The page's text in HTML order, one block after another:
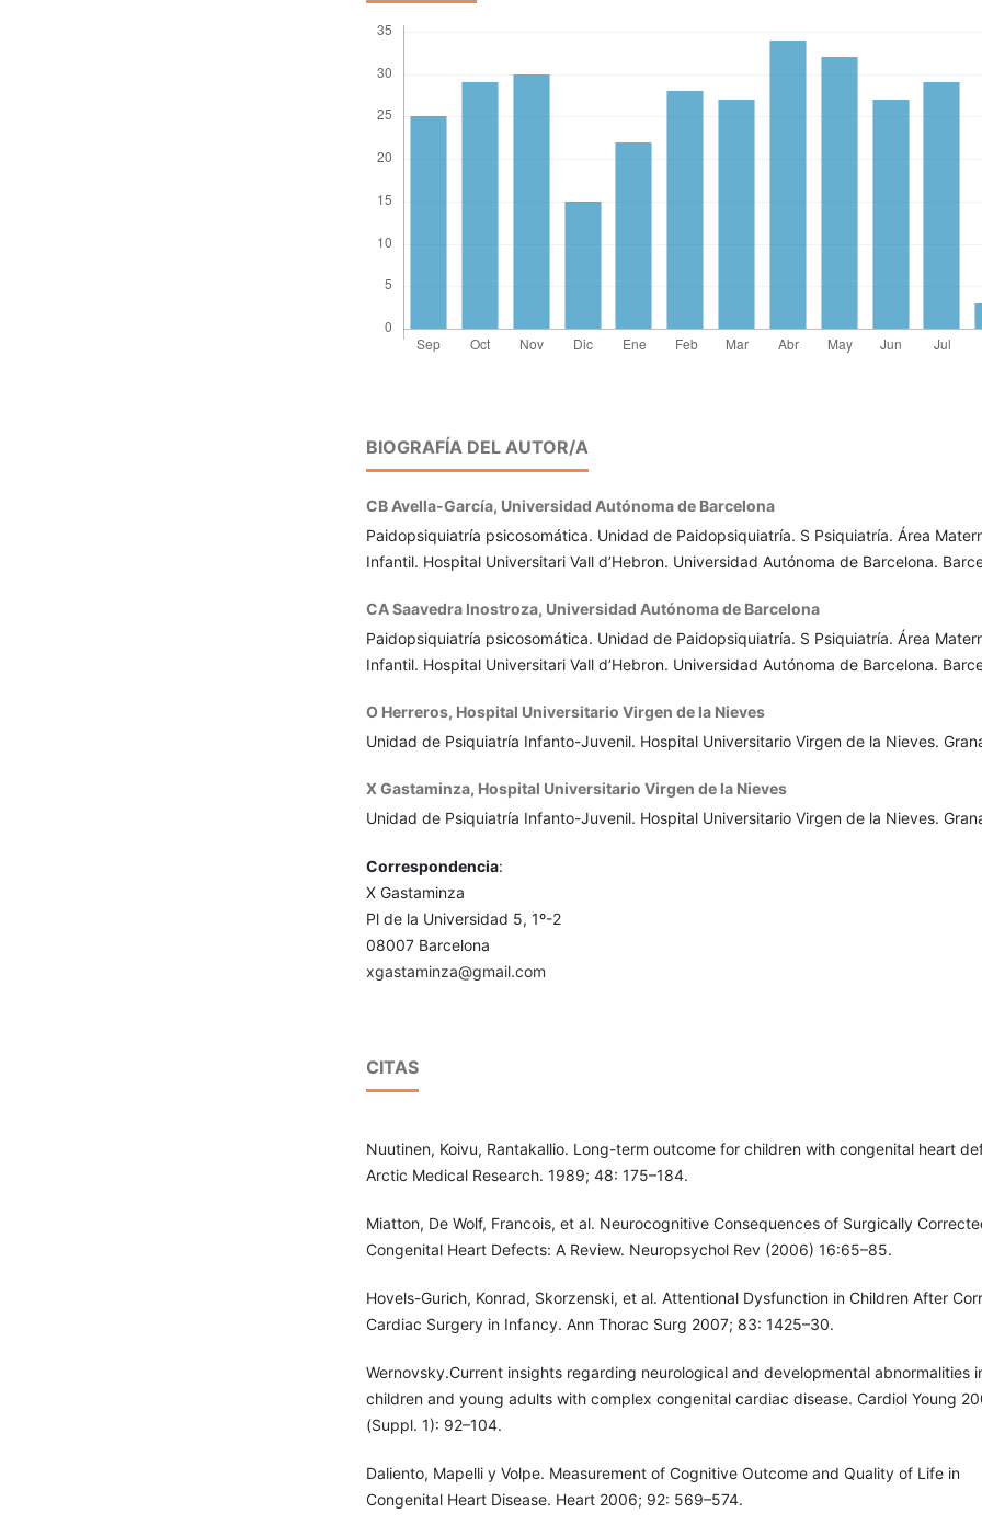
BIOGRAFÍA DEL AUTOR/A
CB Avella-García, Universidad Autónoma de Barcelona
Paidopsiquiatría psicosomática. Unidad de Paidopsiquiatría. S Psiquiatría. Área
Infantil. Hospital Universitari Vall d’Hebron. Universidad Autónoma de Barcelona.
CA Saavedra Inostroza, Universidad Autónoma de Barcelona
Paidopsiquiatría psicosomática. Unidad de Paidopsiquiatría. S Psiquiatría. Área
Infantil. Hospital Universitari Vall d’Hebron. Universidad Autónoma de Barcelona.
O Herreros, Hospital Universitario Virgen de la Nieves
Unidad de Psiquiatría Infanto-Juvenil. Hospital Universitario Virgen de la Nieves.
X Gastaminza, Hospital Universitario Virgen de la Nieves
Unidad de Psiquiatría Infanto-Juvenil. Hospital Universitario Virgen de la Nieves.
Correspondencia:
X Gastaminza
Pl de la Universidad 5, 1º-2
08007 Barcelona
xgastaminza@gmail.com
CITAS
Nuutinen, Koivu, Rantakallio. Long-term outcome for children with congenital heart
Arctic Medical Research. 1989; 48: 175–184.
Miatton, De Wolf, Francois, et al. Neurocognitive Consequences of Surgically
Congenital Heart Defects: A Review. Neuropsychol Rev (2006) 16:65–85.
Hovels-Gurich, Konrad, Skorzenski, et al. Attentional Dysfunction in Children After
Cardiac Surgery in Infancy. Ann Thorac Surg 2007; 83: 1425–30.
Wernovsky.Current insights regarding neurological and developmental abnormalities
children and young adults with complex congenital cardiac disease. Cardiol Young
(Suppl. 1): 92–104.
Daliento, Mapelli y Volpe. Measurement of Cognitive Outcome and Quality of Life in
Congenital Heart Disease. Heart 2006; 92: 569–574.